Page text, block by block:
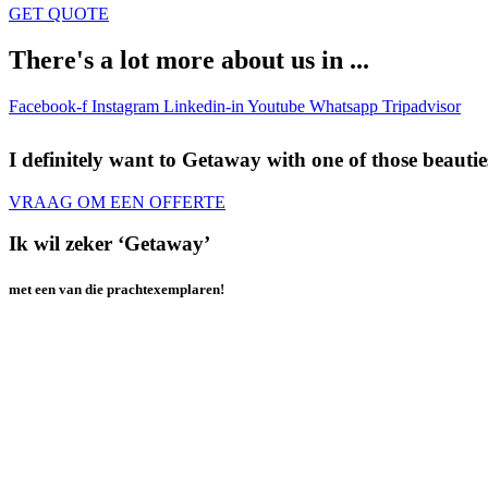
GET QUOTE
There's a lot more about us in ...
Facebook-f Instagram Linkedin-in Youtube Whatsapp Tripadvisor
I definitely want to Getaway with one of those
VRAAG OM EEN OFFERTE
Ik wil zeker ‘Getaway’
met een van die prachtexemplaren!